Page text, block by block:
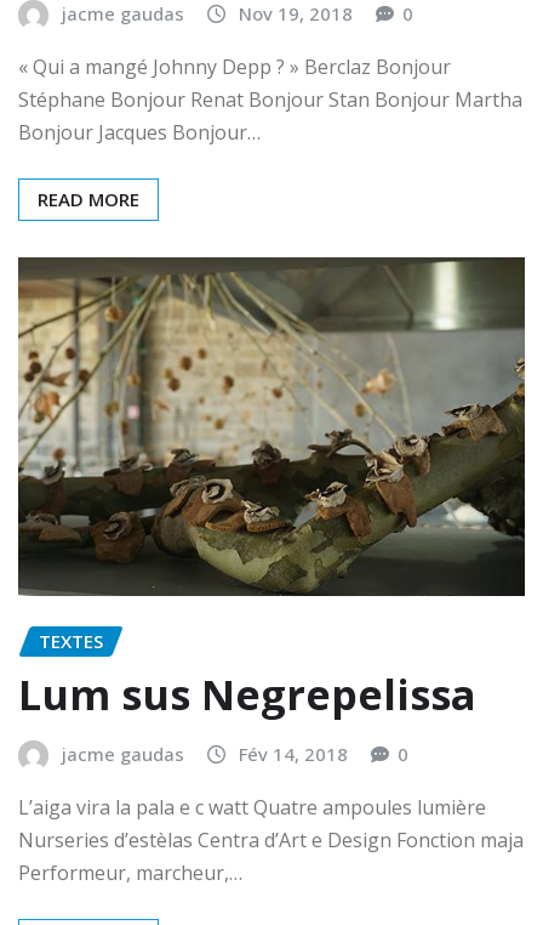
jacme gaudas Nov 19, 2018 0
« Qui a mangé Johnny Depp ? » Berclaz Bonjour
Stéphane Bonjour Renat Bonjour Stan Bonjour Martha
Bonjour Jacques Bonjour…
READ MORE
TEXTES
Lum sus Negrepelissa
jacme gaudas Fév 14, 2018 0
L’aiga vira la pala e c watt Quatre ampoules lumière
Nurseries d’estèlas Centra d’Art e Design Fonction maja
Performeur, marcheur,…